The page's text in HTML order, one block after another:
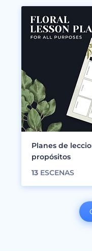
Planes de
propósitos
13 ESCENAS